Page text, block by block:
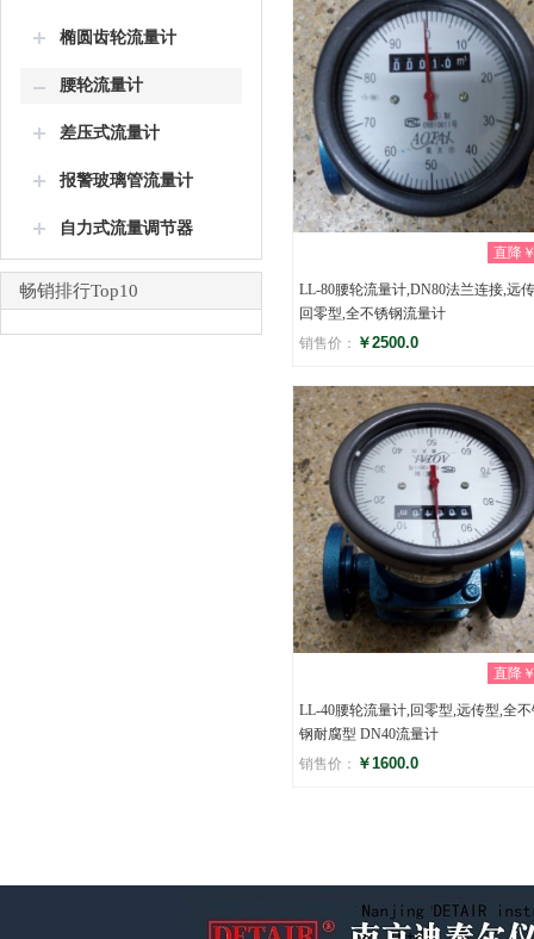
椭圆齿轮流量计
腰轮流量计
差压式流量计
报警玻璃管流量计
自力式流量调节器
畅销排行Top10
直降
LL-80腰轮流量计,DN80法兰连接,远
回零型,全不锈钢流量计
销售价： ￥2500.0
评分
(0)
直降
LL-40腰轮流量计,回零型,远传型,全
钢耐腐型 DN40流量计
销售价： ￥1600.0